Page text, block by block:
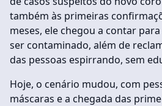
também às primeiras
meses, ele chegou a contar
ser contaminado, além de
das pessoas espirrando, sem
Hoje, o cenário mudou, com
máscaras e a chegada das